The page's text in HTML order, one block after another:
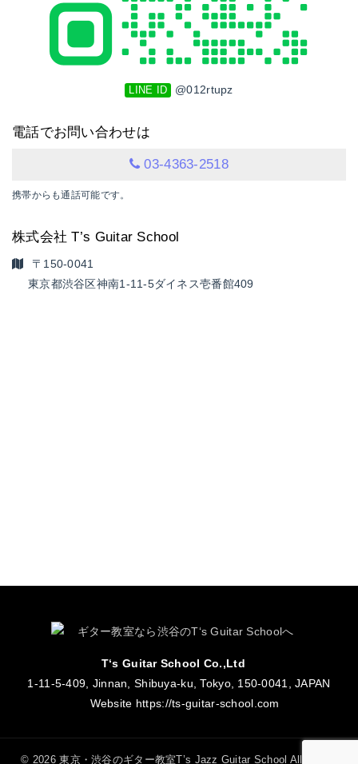
LINE ID @012rtupz
電話でお問い合わせは
03-4363-2518
携帯からも通話可能です。
株式会社 T’s Guitar School
〒150-0041
東京都渋谷区神南1-11-5ダイネス壱番館409
T‘s Guitar School Co.,Ltd
1-11-5-409, Jinnan, Shibuya-ku, Tokyo, 150-0041, JAPAN
Website https://ts-guitar-school.com
© 2026 東京・渋谷のギター教室T’s Jazz Guitar School All Rights